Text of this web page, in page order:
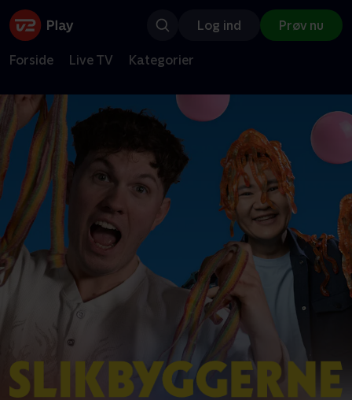
Log ind Prøv nu
Forside Live TV Kategorier